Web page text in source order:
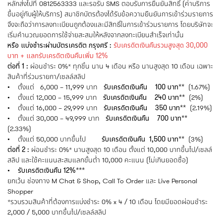
หลักส่งไปที่ 0812563333 และรอรับ SMS ตอบรับการยืนยันสิทธิ์ (ค่าบริการ
ขึ้นอยู่กับผู้ให้บริการ) สมาชิกบัตรต้องได้รับข้อความยืนยันการเข้าร่วมรายการ
จึงจะถือว่าการลงทะเบียนถูกต้องและมีสิทธิ์ในการเข้าร่วมรายการ โดยบริษัทจะ
เริ่มคำนวณยอดการใช้จ่ายสะสมให้หลังจากลงทะเบียนสำเร็จเท่านั้น
หรือ แบ่งชำระผ่านบัตรเครดิต กรุงศรี : รับเครดิตเงินคืนรวมสูงสุด 30,000
บาท + แลกรับเครดิตเงินคืนเพิ่ม 12%
ต่อที่ 1 : ผ่อนชำระ 0%* ทุกชิ้น นาน 4 เดือน หรือ นานสูงสุด 10 เดือน เฉพาะ
สินค้าที่ร่วมรายกา/เซลล์สลิป
• ตั้งแต่ 6,000 – 11,999 บาท รับเครดิตเงินคืน 100 บาท** (1.67%)
• ตั้งแต่ 12,000 – 15,999 บาท รับเครดิตเงินคืน 240 บาท** (2%)
• ตั้งแต่ 16,000 – 29,999 บาท รับเครดิตเงินคืน 350 บาท** (2.19%)
• ตั้งแต่ 30,000 – 49,999 บาท
รับเครดิตเงินคืน 700 บาท**
(2.33%)
• ตั้งแต่ 50,000 บาทขึ้นไป รับเครดิตเงินคืน 1,500 บาท** (3%)
ต่อที่ 2 : ผ่อนชำระ 0%* นานสูงสุด 10 เดือน ตั้งแต่ 10,000 บาทขึ้นไป/เซลล์
สลิป และใช้คะแนนสะสมแลกขั้นต่ำ 10,000 คะแนน (ไม่เกินยอดซื้อ)
• รับเครดิตเงินคืน 12%***
ยกเว้น ช่องทาง M Chat & Shop, Call To Order และ Live Personal
Shopper
*รวบรวมสินค้าที่ต้องการแบ่งชำระ 0% x 4 / 10 เดือน โดยมียอดผ่อนชำระ
2,000 / 5,000 บาทขึ้นไป/เซลล์สลิป